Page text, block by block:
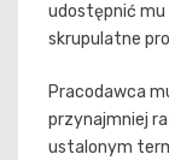
udostępnić mu
skrupulatne
Pracodawca
przynajmniej
ustalonym